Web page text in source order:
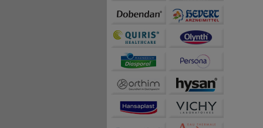
teilweise an Dritte wie